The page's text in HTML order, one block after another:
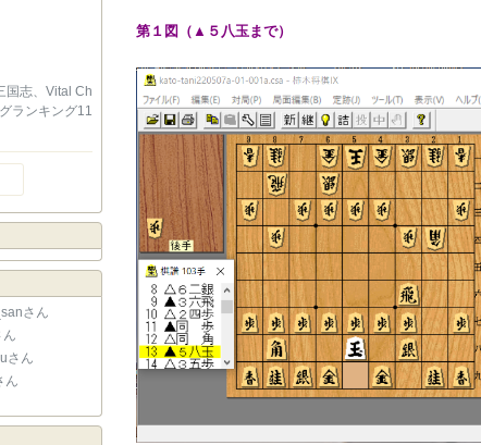
国志、Vital Ch
ランキング11
さん
ん
さん
ん
第１図（▲５八玉まで）